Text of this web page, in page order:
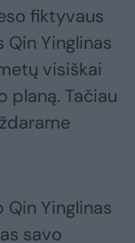
fiktyvaus
Yinglinas
visiškai
planą. Tačiau
Yinglinas
savo